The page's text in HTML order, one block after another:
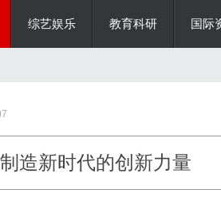
综艺娱乐 教育科研 国际
造新时代的创新力量